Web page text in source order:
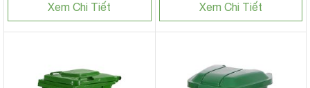
Xem Chi Tiết Xem Chi Tiết